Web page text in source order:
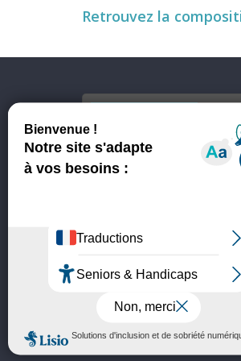
Retrouvez la
Les villes membres
Enewsletter du 2 juillet 2026
Rejoindre France Congrès
Mentions légales